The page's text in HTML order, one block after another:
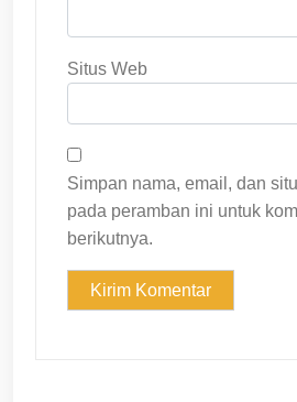
Situs Web
Simpan nama, email, dan
pada peramban ini untuk
berikutnya.